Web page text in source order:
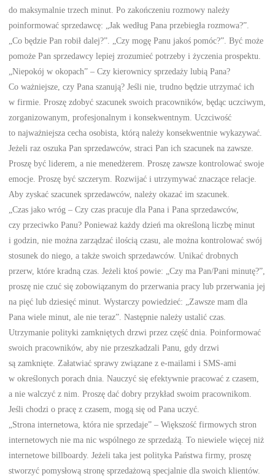
do maksymalnie trzech minut. Po zakończeniu rozmowy należy
poinformować sprzedawcę: „Jak według Pana przebiegła rozmowa?”.
„Co będzie Pan robił dalej?”. „Czy mogę Panu jakoś pomóc?”. Być może
pomoże Pan sprzedawcy lepiej zrozumieć potrzeby i życzenia prospektu.
„Niepokój w okopach” – Czy kierownicy sprzedaży lubią Pana?
Co ważniejsze, czy Pana szanują? Jeśli nie, trudno będzie utrzymać ich
w firmie. Proszę zdobyć szacunek swoich pracowników, będąc uczciwym,
zorganizowanym, profesjonalnym i konsekwentnym. Uczciwość
to najważniejsza cecha osobista, którą należy konsekwentnie wykazywać.
Jeżeli raz oszuka Pan sprzedawców, straci Pan ich szacunek na zawsze.
Proszę być liderem, a nie menedżerem. Proszę zawsze kontrolować swoje
emocje. Proszę być szczerym. Rozwijać i utrzymywać znaczące relacje.
Aby zyskać szacunek sprzedawców, należy okazać im szacunek.
„Czas jako wróg – Czy czas pracuje dla Pana i Pana sprzedawców,
czy przeciwko Panu? Ponieważ każdy dzień ma określoną liczbę minut
i godzin, nie można zarządzać ilością czasu, ale można kontrolować swój
stosunek do niego, a także swoich sprzedawców. Unikać drobnych
przerw, które kradną czas. Jeżeli ktoś powie: „Czy ma Pan/Pani minutę?”,
proszę nie czuć się zobowiązanym do przerwania pracy lub przerwania jej
na pięć lub dziesięć minut. Wystarczy powiedzieć: „Zawsze mam dla
Pana wiele minut, ale nie teraz”. Następnie należy ustalić czas.
Utrzymanie polityki zamkniętych drzwi przez część dnia. Poinformować
swoich pracowników, aby nie przeszkadzali Panu, gdy drzwi
są zamknięte. Załatwiać sprawy związane z e-mailami i SMS-ami
w określonych porach dnia. Nauczyć się efektywnie pracować z czasem,
a nie walczyć z nim. Proszę dać dobry przykład swoim pracownikom.
Jeśli chodzi o pracę z czasem, mogą się od Pana uczyć.
„Strona internetowa, która nie sprzedaje” – Większość firmowych stron
internetowych nie ma nic wspólnego ze sprzedażą. To niewiele więcej niż
internetowe billboardy. Jeżeli taka jest polityka Państwa firmy, proszę
stworzyć pomysłową stronę sprzedażową specjalnie dla swoich klientów.